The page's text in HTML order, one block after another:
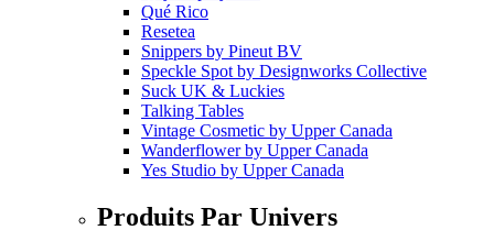
Qué Rico
Resetea
Snippers by Pineut BV
Speckle Spot by Designworks Collective
Suck UK & Luckies
Talking Tables
Vintage Cosmetic by Upper Canada
Wanderflowerby Upper Canada
Yes Studio by Upper Canada
Produits Par Univers